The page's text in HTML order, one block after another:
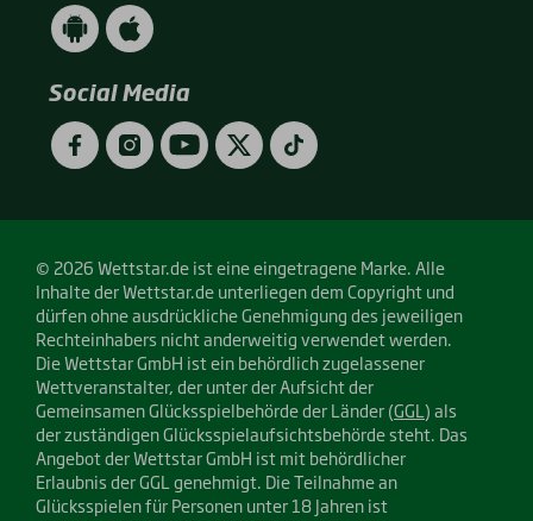
WETTSTAR
App
(Android
/
Google
Play)
WETTSTAR
App
(Apple
/
App
Store)
Social Media
FacebookInstagramYouTubeTwitterTikTok
© 2026 Wettstar.de ist eine eingetragene Marke. Alle
Inhalte der Wettstar.de unterliegen dem Copyright und
dürfen ohne ausdrückliche Genehmigung des jeweiligen
Rechteinhabers nicht anderweitig verwendet werden.
Die Wettstar GmbH ist ein behördlich zugelassener
Wettveranstalter, der unter der Aufsicht der
Gemeinsamen Glücksspielbehörde der Länder (GGL ) als
der zuständigen Glücksspielaufsichtsbehörde steht. Das
Angebot der Wettstar GmbH ist mit behördlicher
Erlaubnis der GGL genehmigt. Die Teilnahme an
Glücksspielen für Personen unter 18 Jahren ist